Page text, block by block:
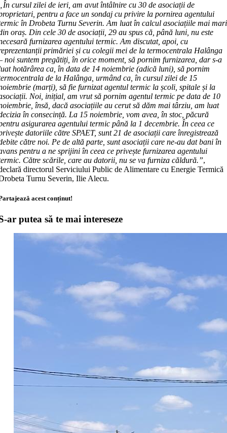
cursul zilei de ieri, am avut întâlnire cu 30 de asociații de
pentru a face un sondaj cu privire la pornirea agentului
în Drobeta Turnu Severin. Am luat în calcul asociațiile mai mari
oraș. Din cele 30 de asociații, 29 au spus că, până luni, nu este
furnizarea agentului termic. Am discutat, apoi, cu
primăriei și cu colegii mei de la termocentrala Halânga
noi suntem pregătiți, în orice moment, să pornim furnizarea, dar s-a
hotărârea ca, în data de 14 noiembrie (adică luni), să pornim
de la Halânga, urmând ca, în cursul zilei de 15
(marți), să fie furnizat agentul termic la școli, spitale și la
Noi, inițial, am vrut să pornim agentul termic pe data de 10
însă, dacă asociațiile au cerut să dăm mai târziu, am luat
în consecință. La 15 noiembrie, vom avea, în stoc, păcură
asigurarea agentului termic până la 1 decembrie. În ceea ce
datoriile către SPAET, sunt 21 de asociații care înregistrează
către noi. Pe de altă parte, sunt asociații care ne-au dat bani în
pentru a ne sprijini în ceea ce privește furnizarea agentului
Către scările, care au datorii, nu se va furniza căldură.”,
directorul Serviciului Public de Alimentare cu Energie Termică
Turnu Severin, Ilie Alecu.
acest conținut!
ar putea să te mai intereseze